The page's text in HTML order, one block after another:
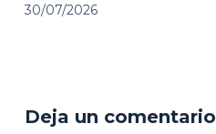
30/07/2026
Deja un comentario